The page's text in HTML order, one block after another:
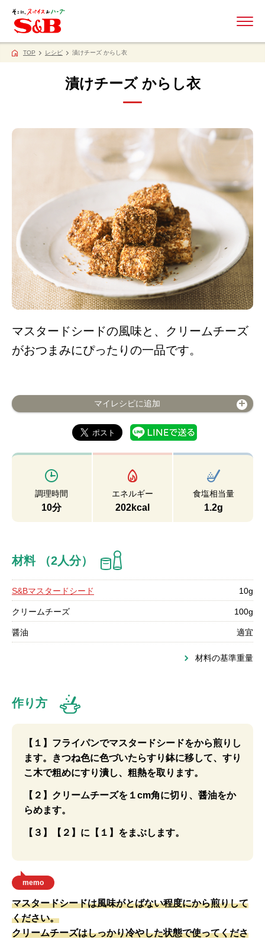
TOP レシピ 漬けチーズ からし衣
漬けチーズ からし衣
マスタードシードの風味と、クリームチーズ
がおつまみにぴったりの一品です。
マイレシピに追加
調理時間
10分
エネルギー
202kcal
食塩相当量
1.2g
材料 （2人分）
S&Bマスタードシード 10g
クリームチーズ 100g
醤油 適宜
材料の基準重量
作り方
【１】フライパンでマスタードシードをから煎りし
ます。きつね色に色づいたらすり鉢に移して、すり
こ木で粗めにすり潰し、粗熱を取ります。
【２】クリームチーズを１cm角に切り、醤油をか
らめます。
【３】【２】に【１】をまぶします。
memo
マスタードシードは風味がとばない程度にから煎りして
ください。
クリームチーズはしっかり冷やした状態で使ってくださ